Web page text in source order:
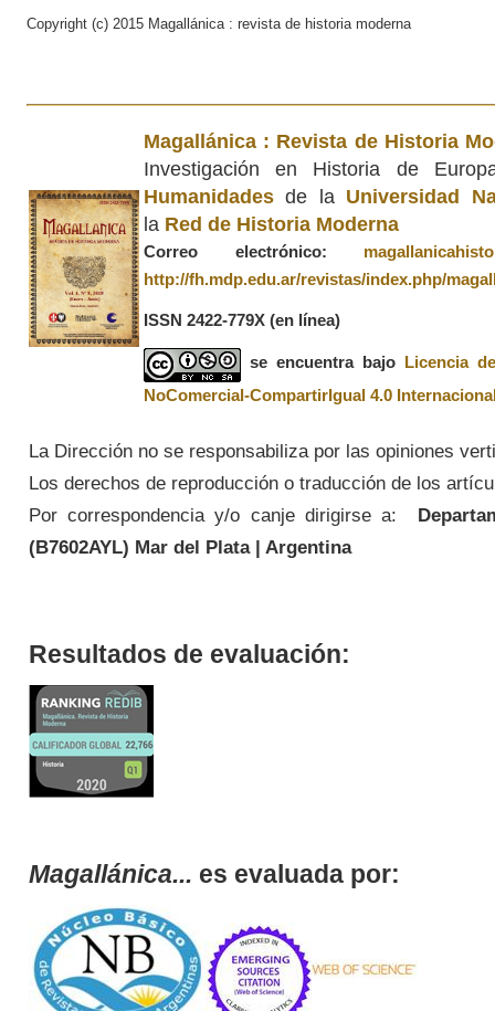
Copyright (c) 2015 Magallánica : revista de historia moderna
Magallánica : Revista de Historia
Investigación en Historia de
Humanidadesde la Universidad
la Red de Historia Moderna
Correo electrónico:
http://fh.mdp.edu.ar/revistas/index.php/
ISSN 2422-779X (en línea)
se encuentra bajo
Licencia
NoComercial-CompartirIgual 4.0
La Dirección no se responsabiliza por las opiniones
Los derechos de reproducción o traducción de los
Por correspondencia y/o canje dirigirse a:
(B7602AYL) Mar del Plata | Argentina
Resultados de evaluación:
Magallánica... es evaluada por: